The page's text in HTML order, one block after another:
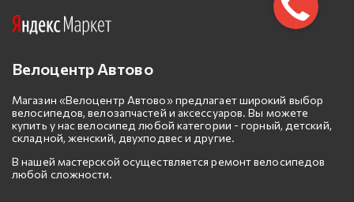
Велоцентр Автово
Магазин «Велоцентр Автово» предлагает широкий выбор
велосипедов, велозапчастей и аксессуаров. Вы можете
купить у нас велосипед любой категории - горный, детский,
складной, женский, двухподвес и другие.
В нашей мастерской осуществляется ремонт велосипедов
любой сложности.